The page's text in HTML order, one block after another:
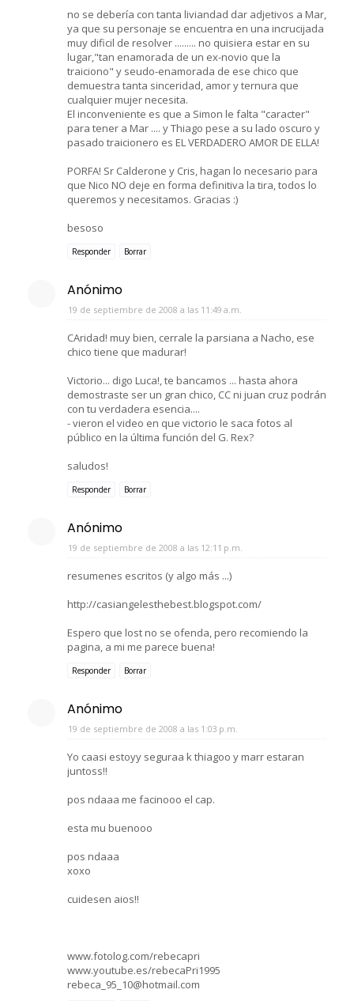
no se debería con tanta liviandad dar adjetivos a Mar,
ya que su personaje se encuentra en una incrucijada
muy dificil de resolver ......... no quisiera estar en su
lugar,"tan enamorada de un ex-novio que la
traiciono" y seudo-enamorada de ese chico que
demuestra tanta sinceridad, amor y ternura que
cualquier mujer necesita.
El inconveniente es que a Simon le falta "caracter"
para tener a Mar .... y Thiago pese a su lado oscuro y
pasado traicionero es EL VERDADERO AMOR DE ELLA!
PORFA! Sr Calderone y Cris, hagan lo necesario para
que Nico NO deje en forma definitiva la tira, todos lo
queremos y necesitamos. Gracias :)
besoso
Responder Borrar
Anónimo
19 de septiembre de 2008 a las 11:49 a.m.
CAridad! muy bien, cerrale la parsiana a Nacho, ese
chico tiene que madurar!
Victorio... digo Luca!, te bancamos ... hasta ahora
demostraste ser un gran chico, CC ni juan cruz podrán
con tu verdadera esencia....
- vieron el video en que victorio le saca fotos al
público en la última función del G. Rex?
saludos!
Responder Borrar
Anónimo
19 de septiembre de 2008 a las 12:11 p.m.
resumenes escritos (y algo más ...)
http://casiangelesthebest.blogspot.com/
Espero que lost no se ofenda, pero recomiendo la
pagina, a mi me parece buena!
Responder Borrar
Anónimo
19 de septiembre de 2008 a las 1:03 p.m.
Yo caasi estoyy seguraa k thiagoo y marr estaran
juntoss!!
pos ndaaa me facinooo el cap.
esta mu buenooo
pos ndaaa
xoxo
cuidesen aios!!
www.fotolog.com/rebecapri
www.youtube.es/rebecaPri1995
rebeca_95_10@hotmail.com